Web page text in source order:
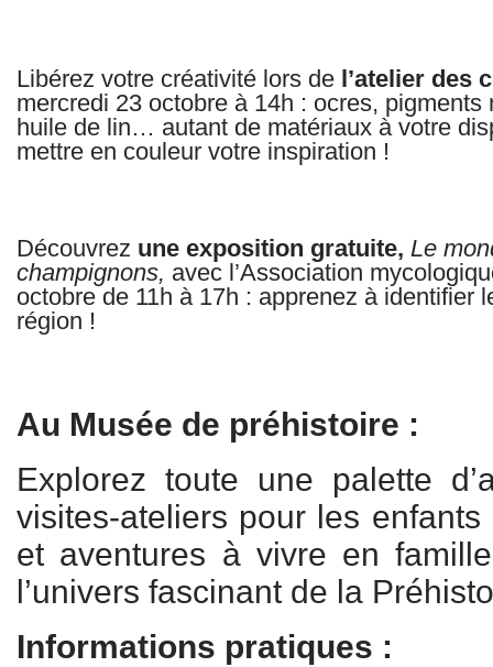
Libérez votre créativité lors de l’atelier des
mercredi 23 octobre à 14h : ocres,
huile de lin… autant de matériaux à votre
mettre en couleur votre inspiration !
Découvrez une exposition gratuite, Le
champignons, avec l’Association
octobre de 11h à 17h : apprenez à identifier
région !
Au Musée de préhistoire :
Explorez toute une palette
visites-ateliers pour les
et aventures à vivre en
l’univers fascinant de la
Informations pratiques :